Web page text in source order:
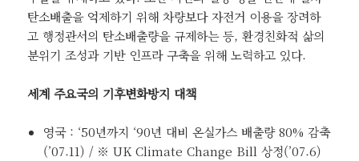
탄소배출을 억제하기 위해 차량보다 자전거 이용을 장려하
고 행정관서의 탄소배출량을 규제하는 등, 환경친화적 삶의
분위기 조성과 기반 인프라 구축을 위해 노력하고 있다.
세계 주요국의 기후변화방지 대책
영국 : ‘50년까지 ‘90년 대비 온실가스 배출량 80% 감축
(’07.11) / ※ UK Climate Change Bill 상정(’07.6)